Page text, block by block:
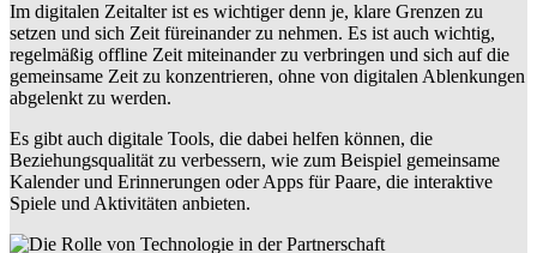
Im digitalen Zeitalter ist es wichtiger denn je, klare Grenzen zu
setzen und sich Zeit füreinander zu nehmen. Es ist auch wichtig,
regelmäßig offline Zeit miteinander zu verbringen und sich auf die
gemeinsame Zeit zu konzentrieren, ohne von digitalen Ablenkungen
abgelenkt zu werden.
Es gibt auch digitale Tools, die dabei helfen können, die
Beziehungsqualität zu verbessern, wie zum Beispiel gemeinsame
Kalender und Erinnerungen oder Apps für Paare, die interaktive
Spiele und Aktivitäten anbieten.